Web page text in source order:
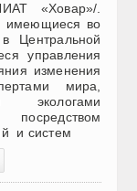
«Ховар»/.
имеющиеся во
Центральной
управления
изменения
мира,
экологами
и систем